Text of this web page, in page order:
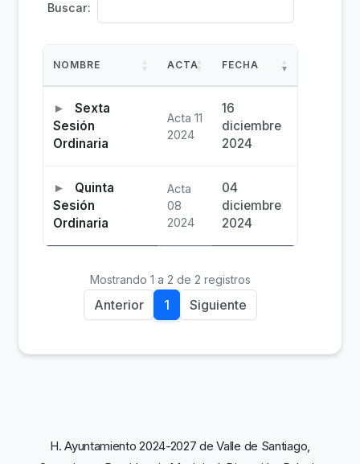
Buscar:
NOMBRE ACTA FECHA
Sexta
Sesión
Ordinaria
Acta 11
2024
16
diciembre
2024
Quinta
Sesión
Ordinaria
Acta
08
2024
04
diciembre
2024
Mostrando 1 a 2 de 2 registros
Anterior 1 Siguiente
H. Ayuntamiento 2024-2027 de Valle de Santiago,